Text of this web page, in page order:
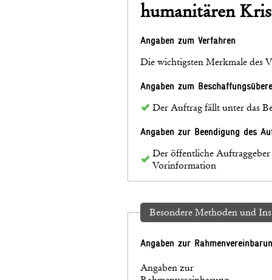
humanitären
Angaben zum Verfahren
Die wichtigsten Merkmale des
Angaben zum
Der Auftrag fällt unter das
Angaben zur Beendigung des
Der öffentliche
Vorinformation
Besondere Methoden und
Angaben zur
Angaben zur